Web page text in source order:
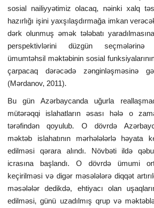
sosial nailiyyətimiz olacaq, nəinki xalq
hazırlığı işini yaxşılaşdırmağa imkan
dərk olunmuş əmək tələbatı
perspektivlərini düzgün
ümumtəhsil məktəbinin sosial
çarpacaq dərəcədə zənginləşməsinə
(Mərdanov, 2011).
Bu gün Azərbaycanda uğurla
mütərəqqi islahatların əsası hələ o
tərəfindən qoyulub. O dövrdə
məktəb islahatının mərhələlərlə həyata
edilməsi qərara alındı. Növbəti ildə
icrasına başlandı. O dövrdə ümumi
keçirilməsi və digər məsələlərə diqqət
məsələlər dedikdə, ehtiyacı olan
edilməsi, günü uzadılmış qrup və